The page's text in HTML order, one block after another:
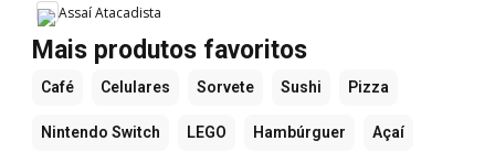
Assaí Atacadista
Mais produtos favoritos
Café Celulares Sorvete Sushi Pizza
Nintendo Switch LEGO Hambúrguer Açaí